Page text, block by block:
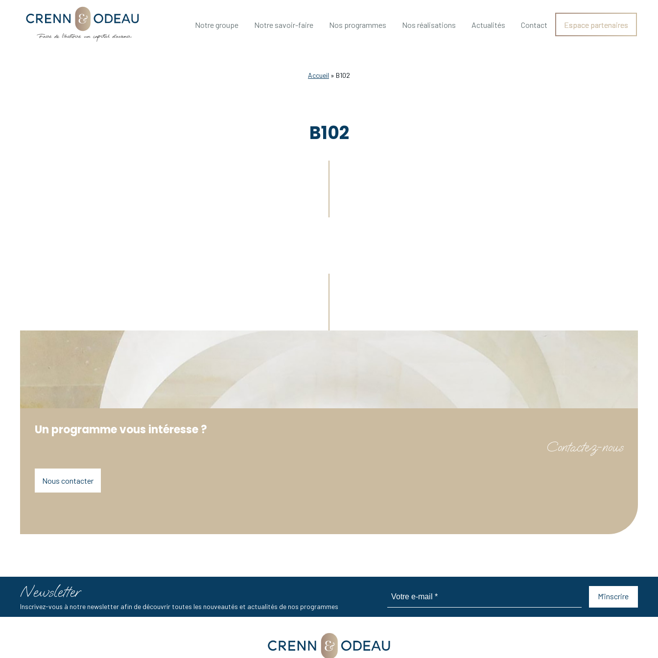
Notre groupe Notre savoir-faire Nos programmes Nos réalisations Actualités Contact Espace partenaires
Accueil » B102
B102
Un programme vous intéresse ?
Contactez-nous
Nous contacter
Newsletter
Inscrivez-vous à notre newsletter afin de découvrir toutes les nouveautés et actualités de nos programmes
M’inscrire